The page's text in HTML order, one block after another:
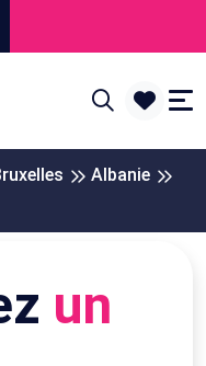
Albanie
un